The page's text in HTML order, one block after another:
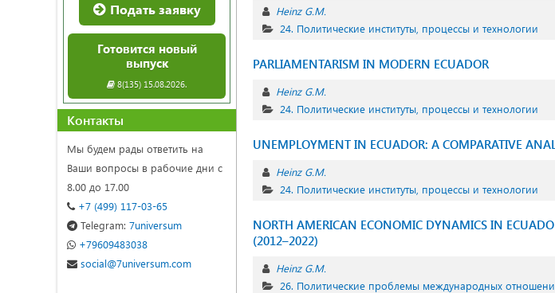
Heinz G.M.
24. Политические институты, процессы и технологии
PARLIAMENTARISM IN MODERN ECUADOR
Heinz G.M.
24. Политические институты, процессы и технологии
UNEMPLOYMENT IN ECUADOR: A COMPARATIVE
Heinz G.M.
24. Политические институты, процессы и технологии
NORTH AMERICAN ECONOMIC DYNAMICS IN
(2012–2022)
Heinz G.M.
26. Политические проблемы международных
Подать заявку
Готовится новый
выпуск
8(135) 15.08.2026.
Контакты
Мы будем рады ответить на
Ваши вопросы в рабочие дни с
8.00 до 17.00
+7 (499) 117-03-65
Telegram: 7universum
+79609483038
social@7universum.com